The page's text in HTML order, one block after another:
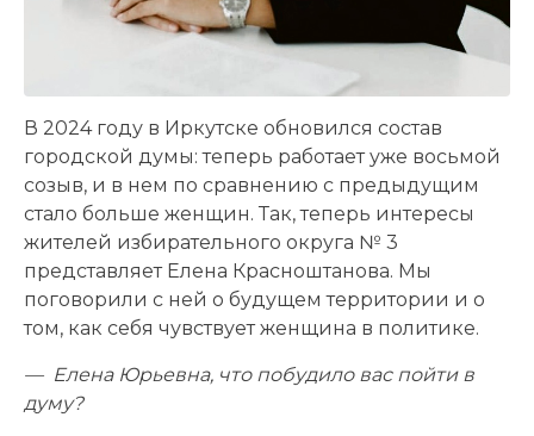
В 2024 году в Иркутске обновился состав
городской думы: теперь работает уже восьмой
созыв, и в нем по сравнению с предыдущим
стало больше женщин. Так, теперь интересы
жителей избирательного округа № 3
представляет Елена Красноштанова. Мы
поговорили с ней о будущем территории и о
том, как себя чувствует женщина в политике.
— Елена Юрьевна, что побудило вас пойти в
думу?